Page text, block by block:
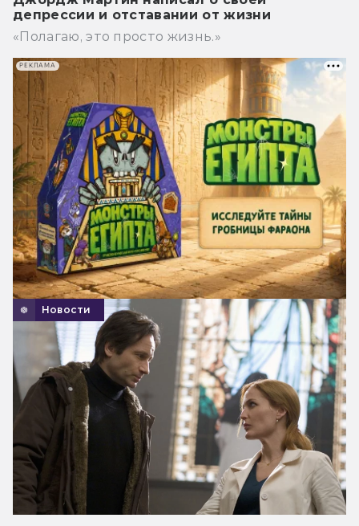
депрессии и отставании от жизни
«Полагаю, это просто жизнь.»
Новости
РЕКЛАМА